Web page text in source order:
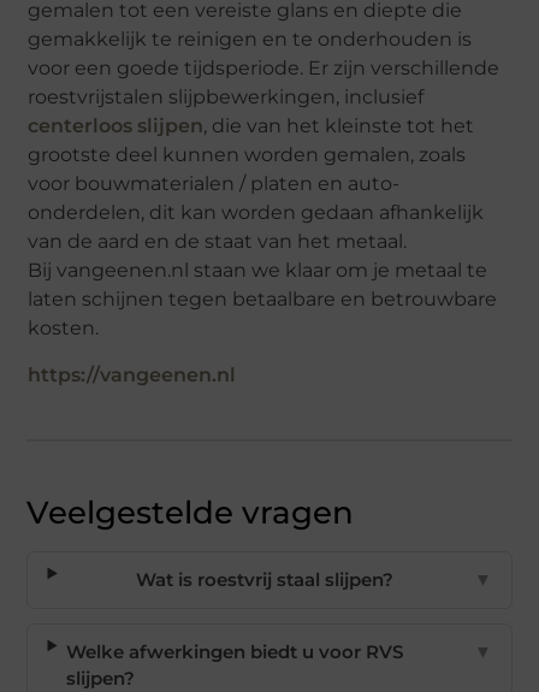
gemalen tot een vereiste glans en diepte die
gemakkelijk te reinigen en te onderhouden is
voor een goede tijdsperiode. Er zijn verschillende
roestvrijstalen slijpbewerkingen, inclusief
centerloos slijpen, die van het kleinste tot het
grootste deel kunnen worden gemalen, zoals
voor bouwmaterialen / platen en auto-
onderdelen, dit kan worden gedaan afhankelijk
van de aard en de staat van het metaal.
Bij vangeenen.nl staan we klaar om je metaal te
laten schijnen tegen betaalbare en betrouwbare
kosten.
https://vangeenen.nl
Veelgestelde vragen
Wat is roestvrij staal slijpen? ▼
Welke afwerkingen biedt u voor RVS
slijpen?
▼